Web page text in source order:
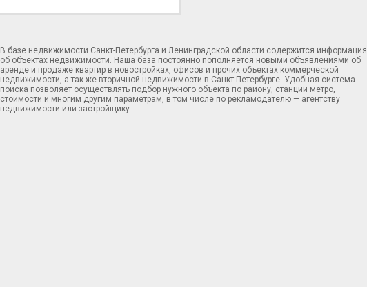
В базе недвижимости Санкт-Петербурга и Ленинградской области содержится информация
об объектах недвижимости. Наша база постоянно пополняется новыми объявлениями об
аренде и продаже квартир в новостройках, офисов и прочих объектах коммерческой
недвижимости, а так же вторичной недвижимости в Санкт-Петербурге. Удобная система
поиска позволяет осуществлять подбор нужного объекта по району, станции метро,
стоимости и многим другим параметрам, в том числе по рекламодателю — агентству
недвижимости или застройщику.